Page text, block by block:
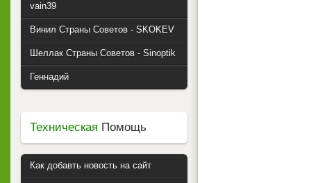
vain39
Винил Страны Советов - SKOKEV
Шеллак Страны Советов - Sinoptik
Геннадий
Техническая Помощь
Как добавть новость на сайт